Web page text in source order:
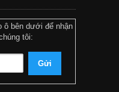
ô bên dưới để nhận
tôi: